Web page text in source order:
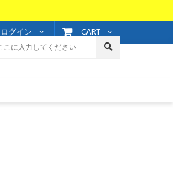
CART
ログイン